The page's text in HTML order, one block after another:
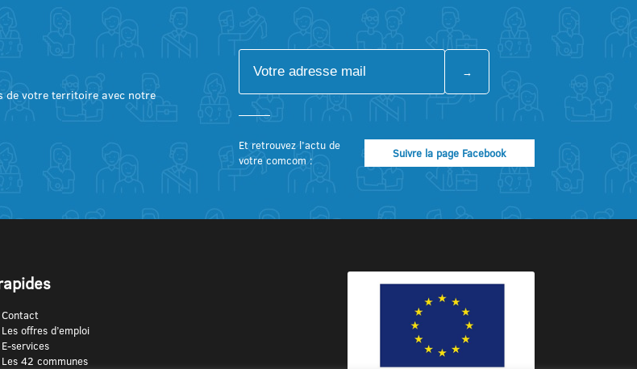
de votre territoire avec notre
Et retrouvez l’actu de
votre comcom :
Suivre la page Facebook
Contact
Les offres d’emploi
E-services
Les 42 communes